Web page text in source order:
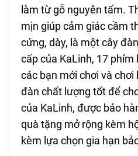
làm từ gỗ nguyên tấm.
mịn giúp cảm giác cầm
cứng, dày, là một cây
cấp của KaLinh, 17
các bạn mới chơi và
đàn chất lượng tốt để
của KaLinh, được bảo
quà tặng mở rộng kèm
kèm lựa chọn gia hạn